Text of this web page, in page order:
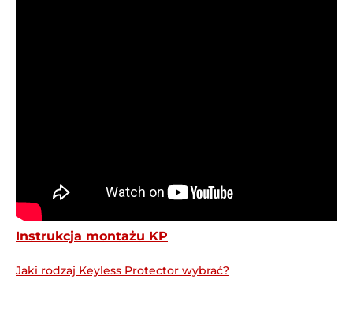
Instrukcja montażu KP
Jaki rodzaj Keyless Protector wybrać?